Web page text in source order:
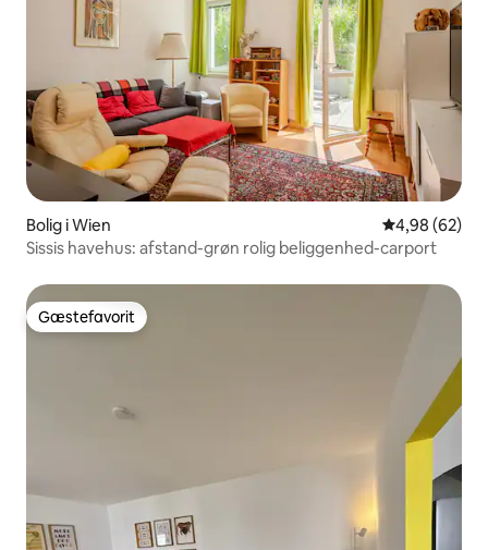
Bolig i Wien 4,98 ud af 5 i
4,98 (62)
Sissis havehus: afstand-grøn rolig beliggenhed-carport
Gæstefavorit
Gæstefavorit